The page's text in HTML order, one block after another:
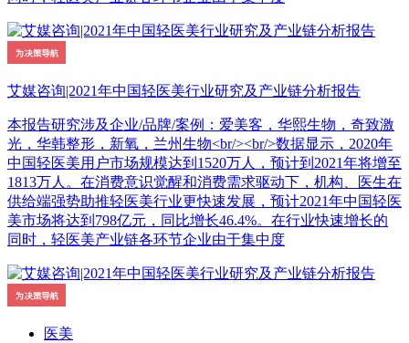
艾媒咨询|2021年中国轻医美行业研究及产业链分析报告
本报告研究涉及企业/品牌/案例：爱美客，华熙生物，奇致激
光，华韩整形，新氧，兰州生物<br/><br/>数据显示，2020年
中国轻医美用户市场规模达到1520万人，预计到2021年将增至
1813万人。在消费意识觉醒和消费需求驱动下，机构、医生在
供给端强势助推轻医美行业更快速发展，预计2021年中国轻医
美市场将达到798亿元，同比增长46.4%。在行业快速增长的
同时，轻医美产业链各环节企业由于集中度
医美